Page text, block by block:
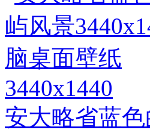
3440x1440
安大略省蓝